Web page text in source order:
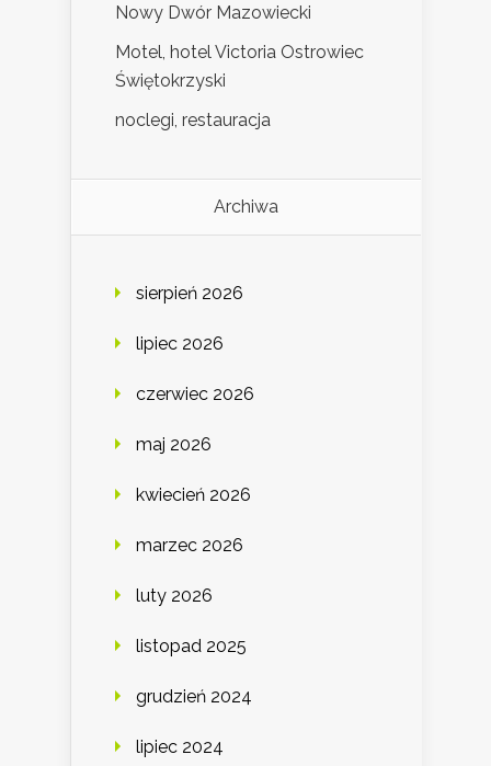
Nowy Dwór Mazowiecki
Motel, hotel Victoria Ostrowiec
Świętokrzyski
noclegi, restauracja
Archiwa
sierpień 2026
lipiec 2026
czerwiec 2026
maj 2026
kwiecień 2026
marzec 2026
luty 2026
listopad 2025
grudzień 2024
lipiec 2024